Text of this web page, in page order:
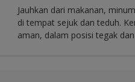
Jauhkan dari makanan,
di tempat sejuk dan teduh.
aman, dalam posisi tegak